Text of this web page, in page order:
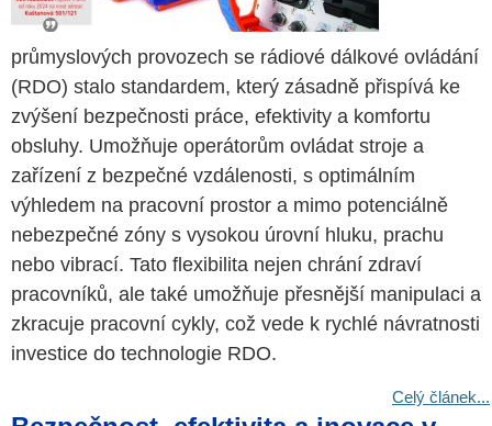
průmyslových provozech se rádiové dálkové ovládání
(RDO) stalo standardem, který zásadně přispívá ke
zvýšení bezpečnosti práce, efektivity a komfortu
obsluhy. Umožňuje operátorům ovládat stroje a
zařízení z bezpečné vzdálenosti, s optimálním
výhledem na pracovní prostor a mimo potenciálně
nebezpečné zóny s vysokou úrovní hluku, prachu
nebo vibrací. Tato flexibilita nejen chrání zdraví
pracovníků, ale také umožňuje přesnější manipulaci a
zkracuje pracovní cykly, což vede k rychlé návratnosti
investice do technologie RDO.
Celý článek...